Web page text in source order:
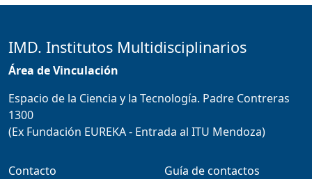
IMD. Institutos Multidisciplinarios
Área de Vinculación
Espacio de la Ciencia y la Tecnología. Padre Contreras
1300
(Ex Fundación EUREKA - Entrada al ITU Mendoza)
Contacto
Guía de contactos